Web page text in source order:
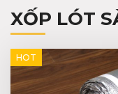
XỐP LÓT
HOT